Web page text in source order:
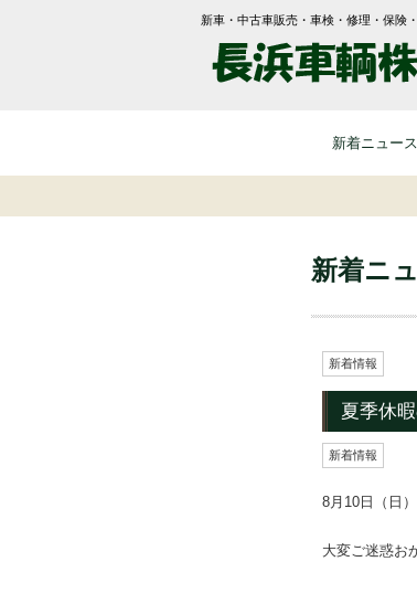
新車・中古車販売・車検・修理・保険
新着ニュース
新着ニ
新着情報
夏季休
新着情報
8月10日（日
大変ご迷惑お